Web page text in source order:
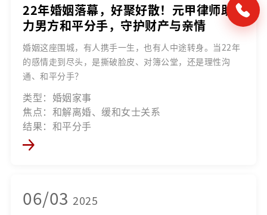
22年婚姻落幕，好聚好散！元甲律师助
力男方和平分手，守护财产与亲情
婚姻这座围城，有人携手一生，也有人中途转身。当22年
的感情走到尽头，是撕破脸皮、对簿公堂，还是理性沟
通、和平分手？
类型：婚姻家事
焦点：和解离婚、缓和女士关系
结果：和平分手
06/03 2025